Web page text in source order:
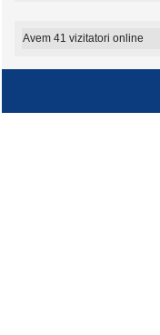
Avem 41 vizitatori online